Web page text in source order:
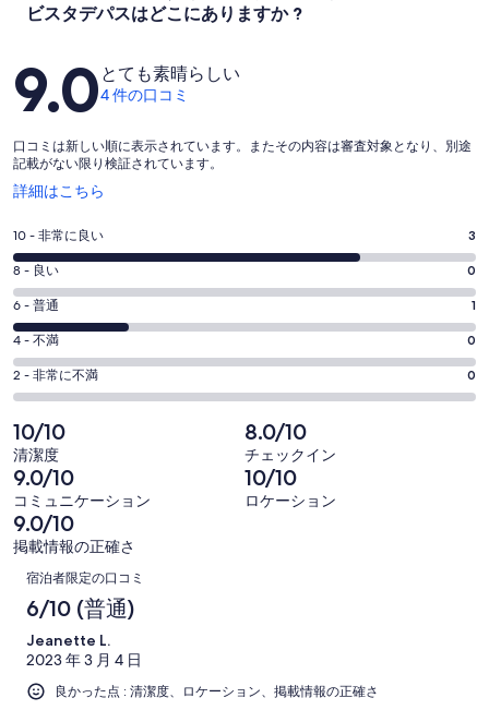
ビスタデパスはどこにありますか ?
口
コ
9.0 とても素晴らしい
4 件の口コミ
口コミは新しい順に表示されています。またその内容は審査対象となり、別途
記載がない限り検証されています。
詳細はこちら
新
い
ウ
ィ
ン
ド
ウ
で
開
く
評
価
10
-
4
件
の
口
コ
ミ
中
3
件
が
非
に
良
い
10 - 非常に良い 3
評
価
8
-
4
件
口
コ
ミ
中
0
件
が
良
8 - 良い 0
評
価
6
-
4
件
の
口
コ
ミ
中
件
が
普
通
6 - 普通 1
評
価
4
4
件
の
口
コ
ミ
中
が
満
4 - 不満 0
評
価
2
-
4
件
の
口
ミ
中
件
が
2 - 非常に不満 0
10/10
清潔度
8.0/10
チェックイン
9.0/10
コミュニケーション
10/10
ロケーション
9.0/10
掲載情報の正確さ
口
コ
ミ
宿泊者限定の口コミ
6/10 (普通)
Jeanette L.
2023 年 3 月 4 日
良かった点 : 清潔度、ロケーション、掲載情報の正確さ